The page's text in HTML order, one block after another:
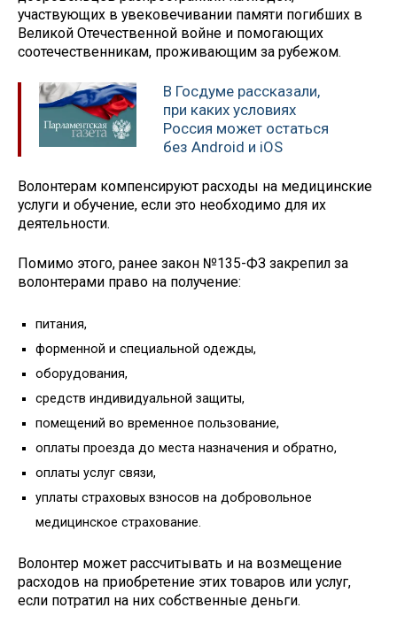
участвующих в увековечивании памяти погибших в
Великой Отечественной войне и помогающих
соотечественникам, проживающим за рубежом.
В Госдуме рассказали,
при каких условиях
Россия может остаться
без Android и iOS
Волонтерам компенсируют расходы на медицинские
услуги и обучение, если это необходимо для их
деятельности.
Помимо этого, ранее закон №135-ФЗ закрепил за
волонтерами право на получение:
питания,
форменной и специальной одежды,
оборудования,
средств индивидуальной защиты,
помещений во временное пользование,
оплаты проезда до места назначения и обратно,
оплаты услуг связи,
уплаты страховых взносов на добровольное
медицинское страхование.
Волонтер может рассчитывать и на возмещение
расходов на приобретение этих товаров или услуг,
если потратил на них собственные деньги.